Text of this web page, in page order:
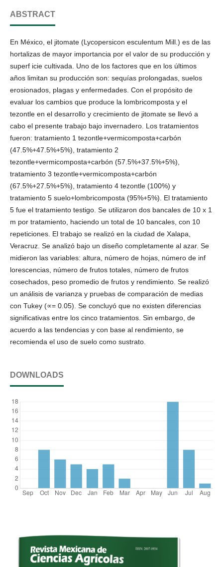
ABSTRACT
En México, el jitomate (Lycopersicon esculentum Mill.) es de las
hortalizas de mayor importancia por el valor de su producción y
superf icie cultivada. Uno de los factores que en los últimos
años limitan su producción son: sequías prolongadas, suelos
erosionados, plagas y enfermedades. Con el propósito de
evaluar los cambios que produce la lombricomposta y el
tezontle en el desarrollo y crecimiento de jitomate se llevó a
cabo el presente trabajo bajo invernadero. Los tratamientos
fueron: tratamiento 1 tezontle+vermicomposta+carbón
(47.5%+47.5%+5%), tratamiento 2
tezontle+vermicomposta+carbón (57.5%+37.5%+5%),
tratamiento 3 tezontle+vermicomposta+carbón
(67.5%+27.5%+5%), tratamiento 4 tezontle (100%) y
tratamiento 5 suelo+lombricomposta (95%+5%). El tratamiento
5 fue el tratamiento testigo. Se utilizaron dos bancales de 10 x 1
m por tratamiento, haciendo un total de 10 bancales, con 10
repeticiones. El trabajo se realizó en la ciudad de Xalapa,
Veracruz. Se analizó bajo un diseño completamente al azar. Se
midieron las variables: altura, número de hojas, número de inf
lorescencias, número de frutos totales, número de frutos
cosechados, peso promedio de frutos y rendimiento. Se realizó
un análisis de varianza y pruebas de comparación de medias
con Tukey (∝= 0.05). Se concluyó que no existen diferencias
significativas entre los cinco tratamientos. Sin embargo, de
acuerdo a las tendencias y con base al rendimiento, se
recomienda el uso de suelo como sustrato.
DOWNLOADS